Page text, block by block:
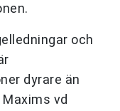
och
dyrare än
vd